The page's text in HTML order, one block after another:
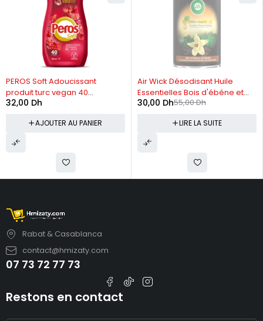
PEROS Soft Adoucissant
produit turc vegan 40
utilisations-960 ml
32,00 Dh
AJOUTER AU PANIER
RUPTURE DE STOCK
Air Wick Désodisant Huile
Essentielles Bois d'ébéne et
Vanille
55,00Dh
30,00 Dh
LIRE LA SUITE
Rabat & Casablanca
contact@hmizaty.com
07 73 72 77 73
Restons en contact